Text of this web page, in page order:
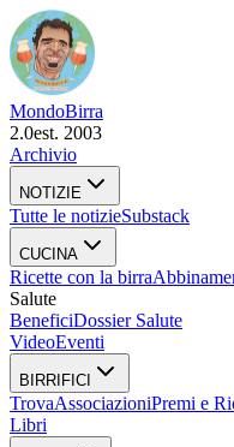
MondoBirra
2.0est. 2003
Archivio
NOTIZIE
Tutte le notizieSubstack
CUCINA
Ricette con la birra
Salute
BeneficiDossier Salute
VideoEventi
BIRRIFICI
TrovaAssociazioniPremi e
Libri